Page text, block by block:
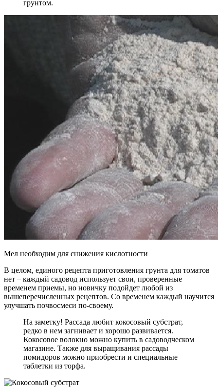
грунтом.
Мел необходим для снижения кислотности
В целом, единого рецепта приготовления грунта для томатов
нет – каждый садовод использует свои, проверенные
временем приемы, но новичку подойдет любой из
вышеперечисленных рецептов. Со временем каждый научится
улучшать почвосмеси по-своему.
На заметку! Рассада любит кокосовый субстрат,
редко в нем загнивает и хорошо развивается.
Кокосовое волокно можно купить в садоводческом
магазине. Также для выращивания рассады
помидоров можно приобрести и специальные
таблетки из торфа.